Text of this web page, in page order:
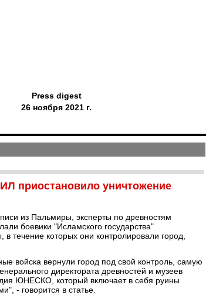
Press digest
26 ноября 2021 г.
приостановило уничтожение
из Пальмиры, эксперты по древностям
боевики "Исламского государства"
в течение которых они контролировали город,
войска вернули город под свой контроль, самую
директората древностей и музеев
ЮНЕСКО, который включает в себя руины
- говорится в статье.